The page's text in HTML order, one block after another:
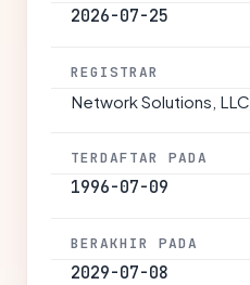
2026-07-25
REGISTRAR
Network Solutions, LLC
TERDAFTAR PADA
1996-07-09
BERAKHIR PADA
2029-07-08